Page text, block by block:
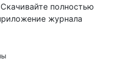
полностью
журнала